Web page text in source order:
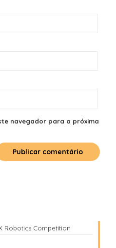
navegador para a próxima
Robotics Competition